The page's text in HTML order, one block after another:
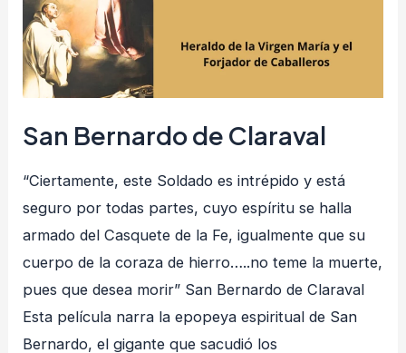
San Bernardo de Claraval
“Ciertamente, este Soldado es intrépido y está
seguro por todas partes, cuyo espíritu se halla
armado del Casquete de la Fe, igualmente que su
cuerpo de la coraza de hierro…..no teme la muerte,
pues que desea morir” San Bernardo de Claraval
Esta película narra la epopeya espiritual de San
Bernardo, el gigante que sacudió los